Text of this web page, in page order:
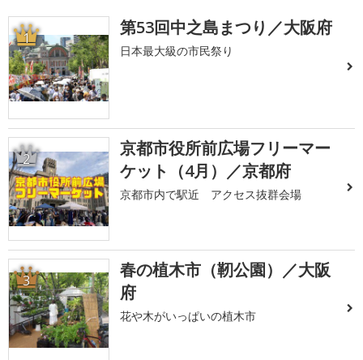
1 第53回中之島まつり／大阪府
日本最大級の市民祭り
2
京都市役所前広場フリーマー
ケット（4月）／京都府
京都市内で駅近 アクセス抜群会場
3
春の植木市（靭公園）／大阪
府
花や木がいっぱいの植木市